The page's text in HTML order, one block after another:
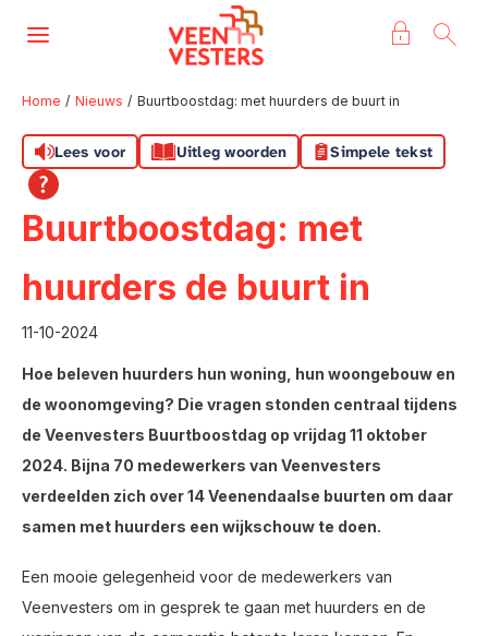
Naar hoofdinhoud
Naar hoofdnavigatiemenu
Naar zoeken
Naar de homepage
Ga naar Hoofd
Home Nieuws Buurtboostdag: met huurders de buurt in
Lees voor Uitleg woorden Simpele tekst
Buurtboostdag: met
huurders de buurt in
11-10-2024
Hoe beleven huurders hun woning, hun woongebouw en
de woonomgeving? Die vragen stonden centraal tijdens
de Veenvesters Buurtboostdag op vrijdag 11 oktober
2024. Bijna 70 medewerkers van Veenvesters
verdeelden zich over 14 Veenendaalse buurten om daar
samen met huurders een wijkschouw te doen.
Een mooie gelegenheid voor de medewerkers van
Veenvesters om in gesprek te gaan met huurders en de